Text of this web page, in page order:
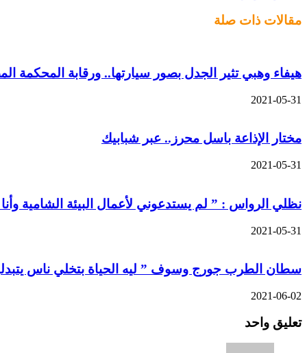
البريد
مقالات ذات صلة
هيفاء وهبي تثير الجدل بصور سيارتها.. ورقابة المحكمة
2021-05-31
مختار الإذاعة باسل محرز.. عبر شبابيك
2021-05-31
نظلي الرواس : ” لم يستدعوني لأعمال البيئة الشامية
2021-05-31
سطان الطرب جورج وسوف ” ليه الحياة بتخلي ناس
2021-06-02
تعليق واحد